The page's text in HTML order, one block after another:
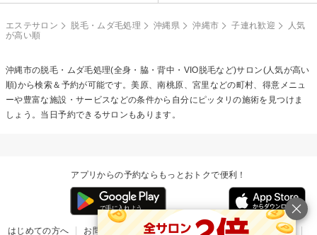
エステサロン 脱毛・ムダ毛処理 沖縄県 沖縄市 子連れ歓迎
人気
が高い順
沖縄市の脱毛・ムダ毛処理(全身・脇・背中・VIO脱毛など)サロン(人気が高い
順)から検索＆予約が可能です。美原、南桃原、宮里などの町村、得意メニュ
ーや豊富な施設・サービスなどの条件から自分にピッタリの施術を見つけま
しょう。当日予約できるサロンもあります。
アプリからの予約ならもっとおトクで便利！
はじめての方へ お問い合わせ ヘルプ リリース情報 利用規約